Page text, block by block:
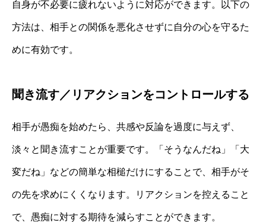
自身が不必要に疲れないように対応ができます。以下の
方法は、相手との関係を悪化させずに自分の心を守るた
めに有効です。
聞き流す／リアクションをコントロールする
相手が愚痴を始めたら、共感や反論を過度に与えず、
淡々と聞き流すことが重要です。「そうなんだね」「大
変だね」などの簡単な相槌だけにすることで、相手がそ
の先を求めにくくなります。リアクションを控えること
で、愚痴に対する期待を減らすことができます。